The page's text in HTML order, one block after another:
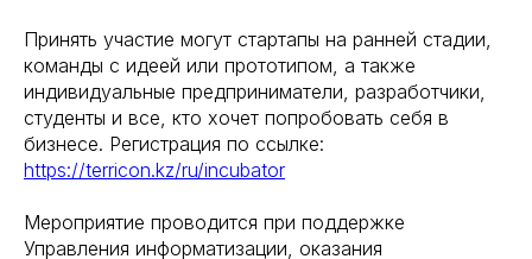
Принять участие могут стартапы на ранней стадии,
команды с идеей или прототипом, а также
индивидуальные предприниматели, разработчики,
студенты и все, кто хочет попробовать себя в
бизнесе. Регистрация по ссылке:
https://terricon.kz/ru/incubator
Мероприятие проводится при поддержке
Управления информатизации, оказания